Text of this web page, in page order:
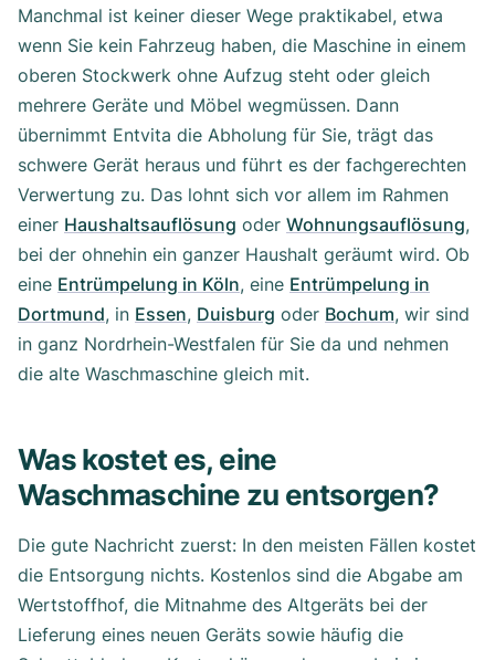
Manchmal ist keiner dieser Wege praktikabel, etwa
wenn Sie kein Fahrzeug haben, die Maschine in einem
oberen Stockwerk ohne Aufzug steht oder gleich
mehrere Geräte und Möbel wegmüssen. Dann
übernimmt Entvita die Abholung für Sie, trägt das
schwere Gerät heraus und führt es der fachgerechten
Verwertung zu. Das lohnt sich vor allem im Rahmen
einer Haushaltsauflösung oder Wohnungsauflösung,
bei der ohnehin ein ganzer Haushalt geräumt wird. Ob
eine Entrümpelung in Köln, eine Entrümpelung in
Dortmund, in Essen, Duisburg oder Bochum, wir sind
in ganz Nordrhein-Westfalen für Sie da und nehmen
die alte Waschmaschine gleich mit.
Was kostet es, eine
Waschmaschine zu entsorgen?
Die gute Nachricht zuerst: In den meisten Fällen kostet
die Entsorgung nichts. Kostenlos sind die Abgabe am
Wertstoffhof, die Mitnahme des Altgeräts bei der
Lieferung eines neuen Geräts sowie häufig die